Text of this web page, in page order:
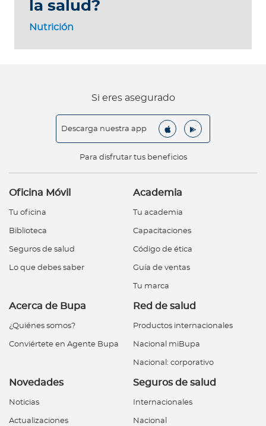
Nutrición
la salud?
Si eres asegurado
Descarga nuestra app
Para disfrutar tus beneficios
Oficina Móvil
Tu oficina
Biblioteca
Seguros de salud
Lo que debes saber
Academia
Tu academia
Capacitaciones
Código de ética
Guía de ventas
Tu marca
Acerca de Bupa
¿Quiénes somos?
Conviértete en Agente Bupa
Red de salud
Productos internacionales
Nacional miBupa
Nacional: corporativo
Novedades
Noticias
Actualizaciones
Seguros de salud
Internacionales
Nacional